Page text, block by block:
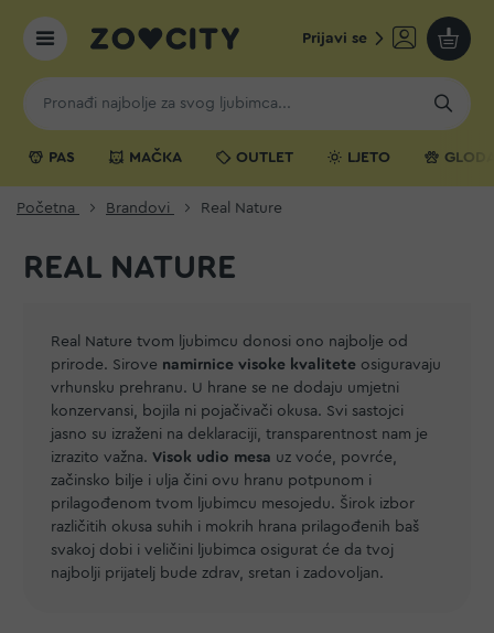
Prijavi se
Moja
PAS MAČKA OUTLET LJETO
Početna Brandovi Real Nature
REAL NATURE
Real Nature tvom ljubimcu donosi ono najbolje od
prirode. Sirove namirnice visoke kvalitete osiguravaju
vrhunsku prehranu. U hrane se ne dodaju umjetni
konzervansi, bojila ni pojačivači okusa. Svi sastojci
jasno su izraženi na deklaraciji, transparentnost nam je
izrazito važna. Visok udio mesa uz voće, povrće,
začinsko bilje i ulja čini ovu hranu potpunom i
prilagođenom tvom ljubimcu mesojedu. Širok izbor
različitih okusa suhih i mokrih hrana prilagođenih baš
svakoj dobi i veličini ljubimca osigurat će da tvoj
najbolji prijatelj bude zdrav, sretan i zadovoljan.